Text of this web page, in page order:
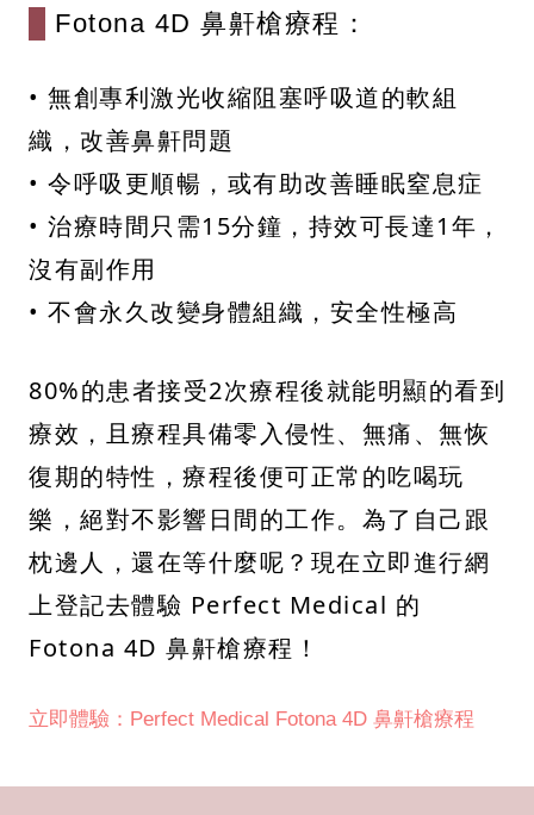
Fotona 4D 鼻鼾槍療程：
• 無創專利激光收縮阻塞呼吸道的軟組
織，改善鼻鼾問題
• 令呼吸更順暢，或有助改善睡眠窒息症
• 治療時間只需15分鐘，持效可長達1年，
沒有副作用
• 不會永久改變身體組織，安全性極高
80%的患者接受2次療程後就能明顯的看到
療效，且療程具備零入侵性、無痛、無恢
復期的特性，療程後便可正常的吃喝玩
樂，絕對不影響日間的工作。為了自己跟
枕邊人，還在等什麼呢？現在立即進行網
上登記去體驗 Perfect Medical 的
Fotona 4D 鼻鼾槍療程！
立即體驗：Perfect Medical Fotona 4D 鼻鼾槍療程